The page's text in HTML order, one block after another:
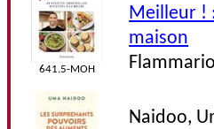
641.5-MOH
Meilleur !
maison
Naidoo,